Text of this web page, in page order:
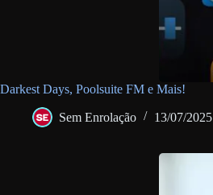
Darkest Days, Poolsuite FM e Mais!
Sem Enrolação 13/07/2025